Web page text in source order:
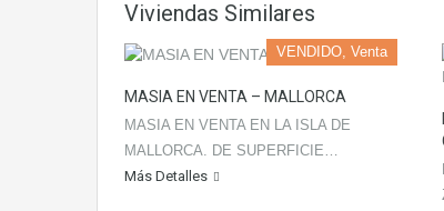
Viviendas Similares
VENDIDO, Venta
MASIA EN VENTA – MALLORCA
MASIA EN VENTA EN LA ISLA DE
MALLORCA. DE SUPERFICIE…
Más Detalles